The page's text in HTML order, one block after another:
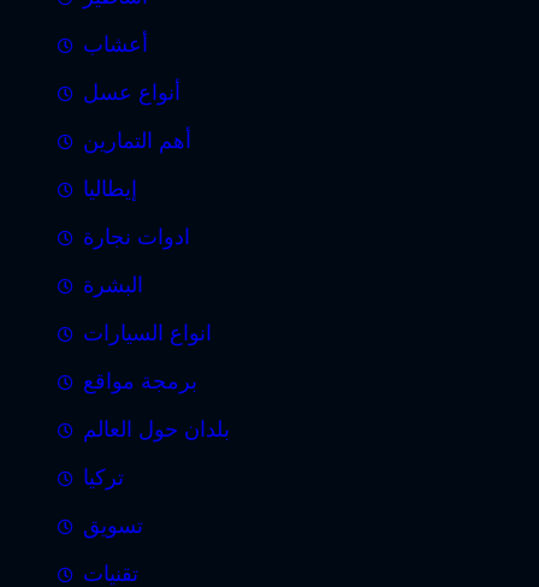
أعشاب
أنواع عسل
أهم التمارين
إيطاليا
ادوات نجارة
البشرة
انواع السيارات
برمجة مواقع
بلدان حول العالم
تركيا
تسويق
تقنيات